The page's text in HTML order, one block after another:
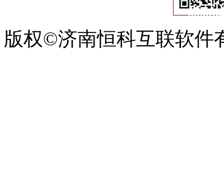
版权©济南恒科互联软件